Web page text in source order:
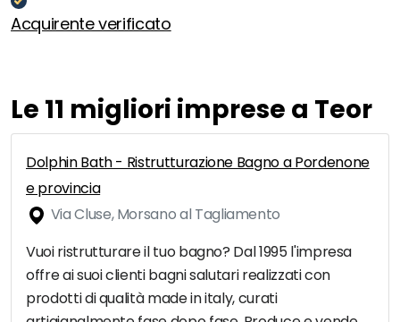
Acquirente verificato
Le 11 migliori imprese a Teor
Dolphin Bath - Ristrutturazione Bagno a Pordenone
e provincia
Via Cluse, Morsano al Tagliamento
Vuoi ristrutturare il tuo bagno? Dal 1995 l'impresa
offre ai suoi clienti bagni salutari realizzati con
prodotti di qualità made in italy, curati